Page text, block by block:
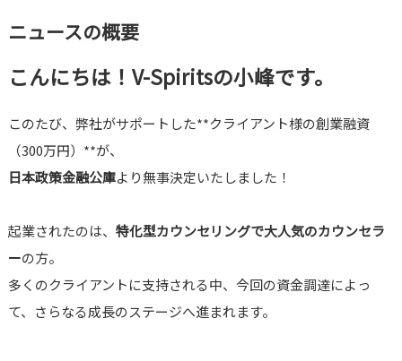
ニュースの概要
こんにちは！V-Spiritsの小峰です。
このたび、弊社がサポートした**クライアント様の創業融資
（300万円）**が、
日本政策金融公庫より無事決定いたしました！
起業されたのは、 特化型カウンセリングで大人気のカウンセラ
ーの方。
多くのクライアントに支持される中、今回の資金調達によっ
て、さらなる成長のステージへ進まれます。